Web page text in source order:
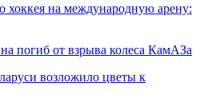
хоккея на международную арену:
погиб от взрыва колеса КамАЗа
возложило цветы к